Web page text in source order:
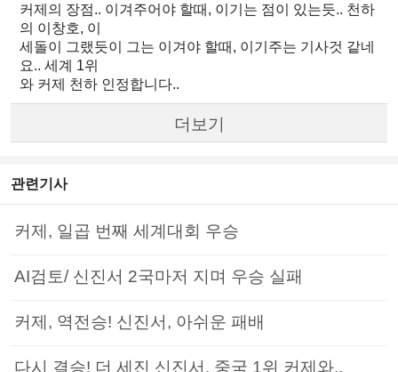
커제의 장점.. 이겨주어야 할때, 이기는 점이 있는듯.. 천하
의 이창호, 이
세돌이 그랬듯이 그는 이겨야 할때, 이기주는 기사것 같네
요.. 세계 1위
와 커제 천하 인정합니다..
더보기
관련기사
커제, 일곱 번째 세계대회 우승
AI검토/ 신진서 2국마저 지며 우승 실패
커제, 역전승! 신진서, 아쉬운 패배
다시 결승! 더 세진 신진서, 중국 1위 커제와..